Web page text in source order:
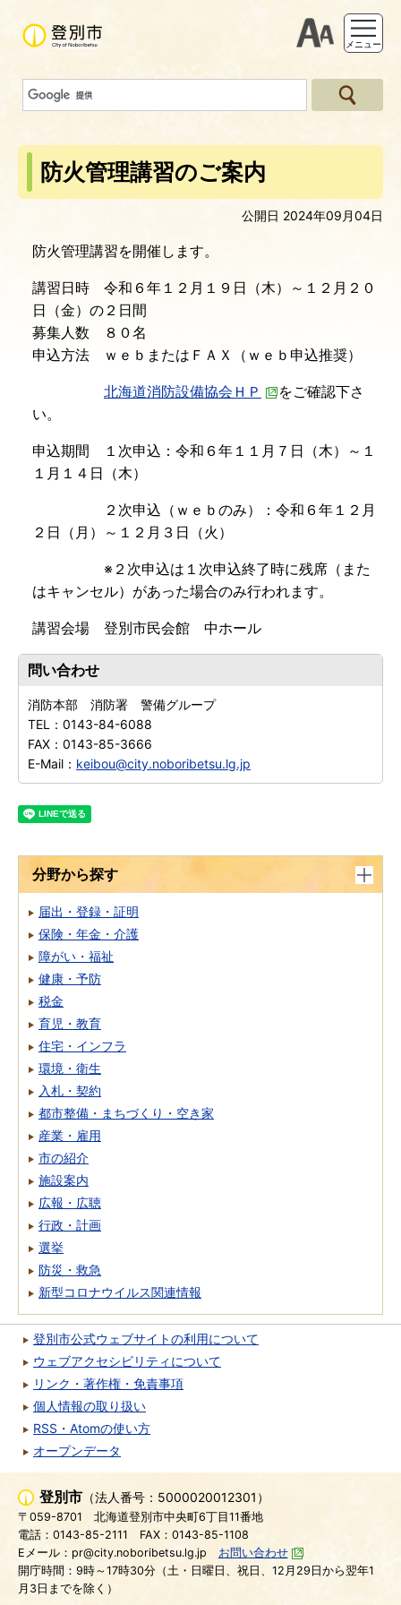
支援ツー
メニュー
防火管理講習のご案内
公開日 2024年09月04日
防火管理講習を開催します。
講習日時 令和６年１２月１９日（木）～１２月２０
日（金）の２日間
募集人数 ８０名
申込方法 ｗｅｂまたはＦＡＸ（ｗｅｂ申込推奨）
北海道消防設備協会ＨＰ
をご確認下さ
い。
申込期間 １次申込：令和６年１１月７日（木）～１
１月１４日（木）
２次申込（ｗｅｂのみ）：令和６年１２月
２日（月）～１２月３日（火）
※２次申込は１次申込終了時に残席（また
はキャンセル）があった場合のみ行われます。
講習会場 登別市民会館 中ホール
問い合わせ
消防本部 消防署 警備グループ
TEL： 0143-84-6088
FAX： 0143-85-3666
E-Mail： keibou@city.noboribetsu.lg.jp
分野から探す
届出・登録・証明
保険・年金・介護
障がい・福祉
健康・予防
税金
育児・教育
住宅・インフラ
環境・衛生
入札・契約
都市整備・まちづくり・空き家
産業・雇用
市の紹介
施設案内
広報・広聴
行政・計画
選挙
防災・救急
新型コロナウイルス関連情報
登別市公式ウェブサイトの利用について
ウェブアクセシビリティについて
リンク・著作権・免責事項
個人情報の取り扱い
RSS・Atomの使い方
オープンデータ
登別市 （法人番号：5000020012301）
〒059-8701
北海道登別市中央町6丁目11番地
電話：0143-85-2111
FAX：0143-85-1108
Eメール：pr@city.noboribetsu.lg.jp
お問い合わせ
開庁時間：9時～17時30分（土・日曜日、祝日、12月29日から翌年1
月3日までを除く）